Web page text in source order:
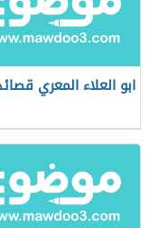
ابو العلاء المعري